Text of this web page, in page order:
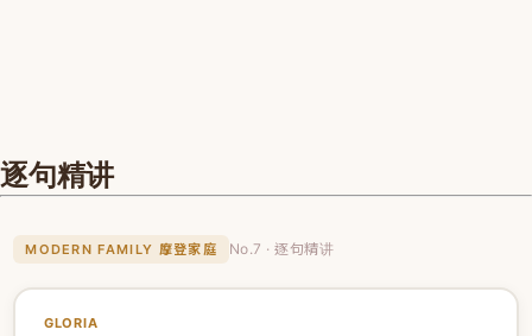
逐句精讲
MODERN FAMILY 摩登家庭 No.7 · 逐句精讲
GLORIA